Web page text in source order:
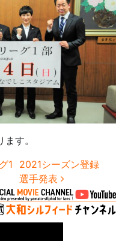
す。
ョン
1
2021シーズン登録
選手発表